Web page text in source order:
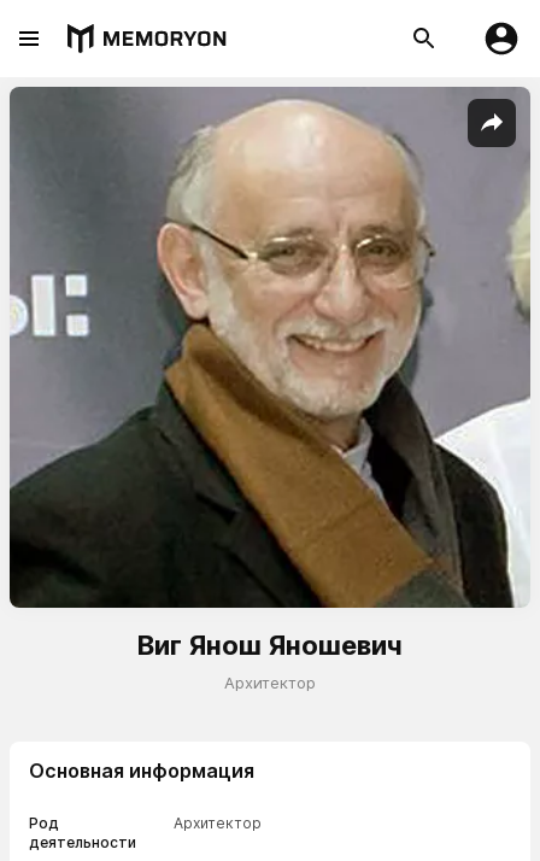
Виг Янош Яношевич
Архитектор
Основная информация
Род
деятельности
Архитектор